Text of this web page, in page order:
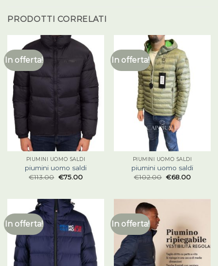
PRODOTTI CORRELATI
In offerta!
PIUMINI UOMO SALDI
piumini uomo saldi
€113.00 €75.00
In offerta!
PIUMINI UOMO SALDI
piumini uomo saldi
€102.00 €68.00
In offerta! In offerta!